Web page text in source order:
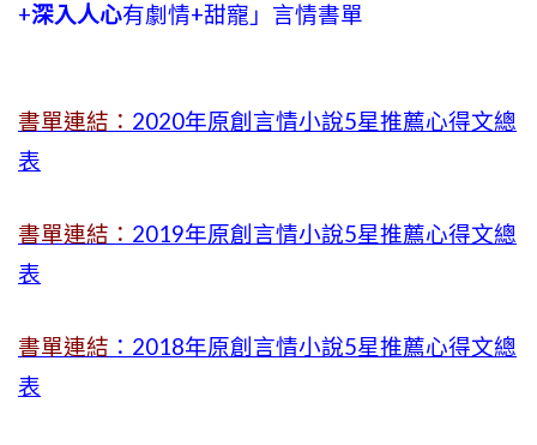
+深入人心有劇情+甜寵」言情書單
書單連結： 2020年原創言情小說5星推薦心得文總
表
書單連結： 2019年原創言情小說5星推薦心得文總
表
書單連結 ：2018年原創言情小說5星推薦心得文總
表